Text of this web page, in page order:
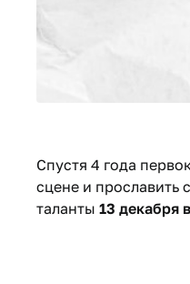
Спустя 4 года
сцене и прославить
таланты 13 декабря